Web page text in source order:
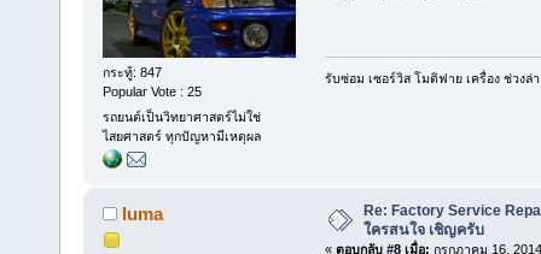
กระทู้: 847
Popular Vote : 25
รถยนต์เป็นวิทยาศาสตร์ไม่ใช่
ไสยศาสตร์ ทุกปัญหามีเหตุผล
รับซ่อม เซอร์วิส โมดิฟาย เครื่อง ช่วง
luma
Re: Factory Service
ใครสนใจ เชิญครับ
« ตอบกลับ #8 เมื่อ: กรกฎาคม 16,